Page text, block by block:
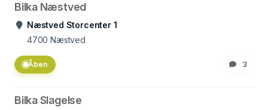
Bilka Næstved
Næstved Storcenter 1
4700 Næstved
Åben 3
Bilka Slagelse